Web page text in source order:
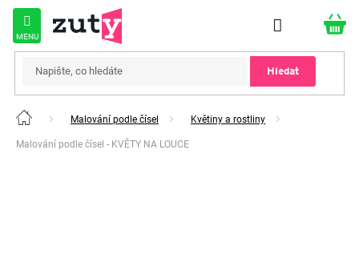
Přejít
obsah
Hledat
Domů Malování podle čísel Květiny a rostliny
Malování podle čísel - KVĚTY NA LOUCE